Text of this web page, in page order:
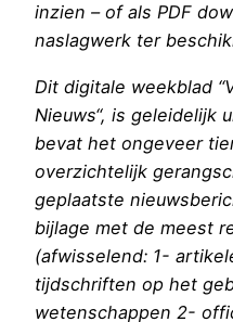
inzien – of als PDF
naslagwerk ter
Dit digitale weekblad
Nieuws“, is geleidelijk
bevat het ongeveer
overzichtelijk
geplaatste
bijlage met de meest
(afwisselend: 1-
tijdschriften op het
wetenschappen 2-